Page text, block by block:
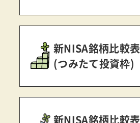
新NISA銘柄比較表
(つみたて投資枠)
新NISA銘柄比較表